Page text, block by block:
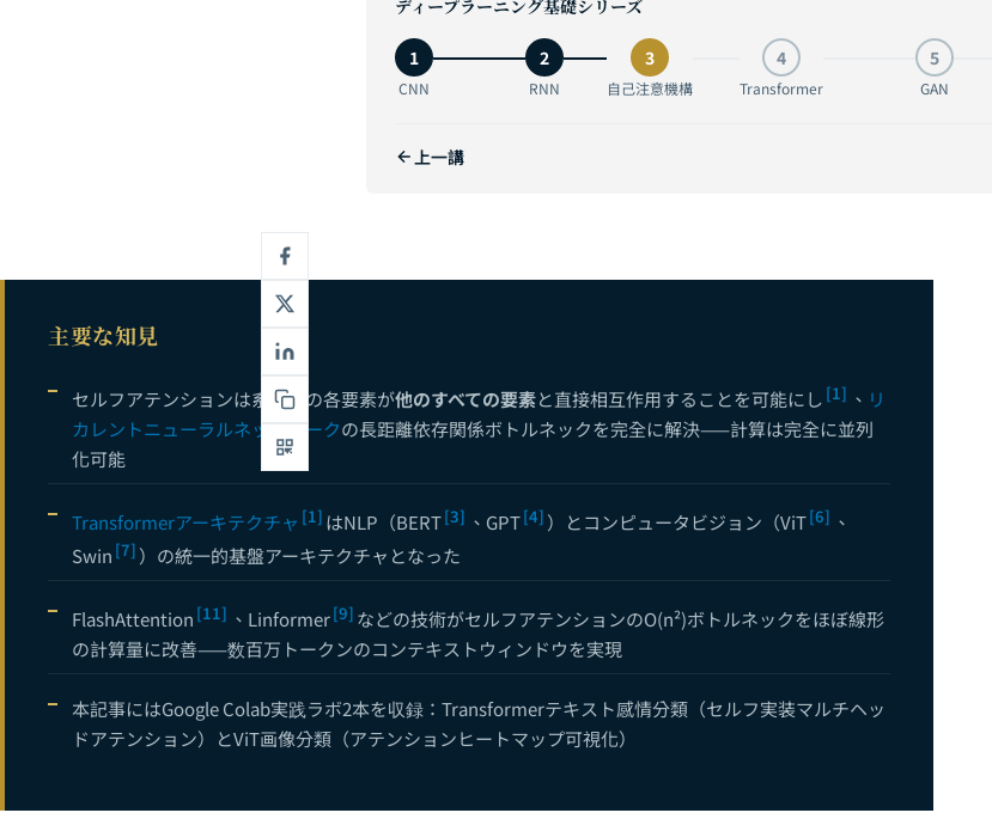
3
5
ディープラーニング基礎シリーズ
1
CNN
2
RNN
3
自己注意機構
4
Transformer
5
GAN
上一講
主要な知見
セルフアテンションは系列中の各要素が他のすべての要素と直接相互作用することを可能にし [1] 、 リ
カレントニューラルネットワークの長距離依存関係ボトルネックを完全に解決——計算は完全に並列
化可能
Transformerアーキテクチャ [1] はNLP（BERT[3] 、GPT[4] ）とコンピュータビジョン（ViT[6] 、
Swin [7] ）の統一的基盤アーキテクチャとなった
FlashAttention [11] 、Linformer[9] などの技術がセルフアテンションのO(n²)ボトルネックをほぼ線形
の計算量に改善——数百万トークンのコンテキストウィンドウを実現
本記事にはGoogle Colab実践ラボ2本を収録：Transformerテキスト感情分類（セルフ実装マルチヘッ
ドアテンション）とViT画像分類（アテンションヒートマップ可視化）